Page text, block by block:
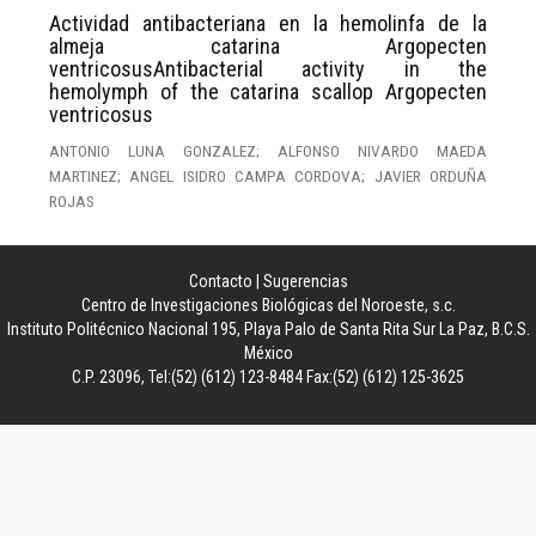
Actividad antibacteriana en la hemolinfa de la
almeja catarina Argopecten
ventricosusAntibacterial activity in the
hemolymph of the catarina scallop Argopecten
ventricosus
ANTONIO LUNA GONZALEZ; ALFONSO NIVARDO MAEDA
MARTINEZ; ANGEL ISIDRO CAMPA CORDOVA; JAVIER ORDUÑA
ROJAS
Contacto
Sugerencias
Centro de Investigaciones Biológicas del Noroeste, s.c.
Instituto Politécnico Nacional 195, Playa Palo de Santa Rita Sur La Paz, B.C.S.
México
C.P. 23096, Tel:(52) (612) 123-8484 Fax:(52) (612) 125-3625